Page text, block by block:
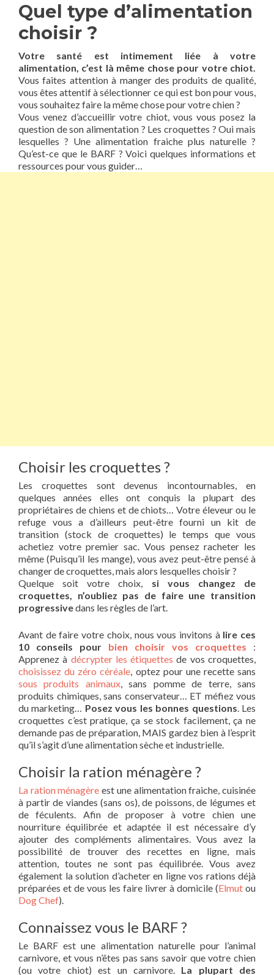
Quel type d’alimentation
choisir ?
Votre santé est intimement liée à votre
alimentation, c’est là même chose pour votre chiot.
Vous faites attention à manger des produits de qualité,
vous êtes attentif à sélectionner ce qui est bon pour vous,
vous souhaitez faire la même chose pour votre chien ?
Vous venez d’accueillir votre chiot, vous vous posez la
question de son alimentation ? Les croquettes ? Oui mais
lesquelles ? Une alimentation fraiche plus naturelle ?
Qu’est-ce que le BARF ? Voici quelques informations et
ressources pour vous guider…
Choisir les croquettes ?
Les croquettes sont devenus incontournables, en
quelques années elles ont conquis la plupart des
propriétaires de chiens et de chiots… Votre éleveur ou le
refuge vous a d’ailleurs peut-être fourni un kit de
transition (stock de croquettes) le temps que vous
achetiez votre premier sac. Vous pensez racheter les
même (Puisqu’il les mange), vous avez peut-être pensé à
changer de croquettes, mais alors lesquelles choisir ?
Quelque soit votre choix, si vous changez de
croquettes, n’oubliez pas de faire une transition
progressivedans les règles de l’art.
Avant de faire votre choix, nous vous invitons à lire ces
10 conseils pour bien choisir vos croquettes :
Apprenez à décrypter les étiquettes de vos croquettes,
choisissez du zéro céréale, optez pour une recette sans
sous produits animaux, sans pomme de terre, sans
produits chimiques, sans conservateur… ET méfiez vous
du marketing… Posez vous les bonnes questions. Les
croquettes c’est pratique, ça se stock facilement, ça ne
demande pas de préparation, MAIS gardez bien à l’esprit
qu’il s’agit d’une alimentation sèche et industrielle.
Choisir la ration ménagère ?
La ration ménagère est une alimentation fraiche, cuisinée
à partir de viandes (sans os), de poissons, de légumes et
de féculents. Afin de proposer à votre chien une
nourriture équilibrée et adaptée il est nécessaire d’y
ajouter des compléments alimentaires. Vous avez la
possibilité de trouver des recettes en ligne, mais
attention, toutes ne sont pas équilibrée. Vous avez
également la solution d’acheter en ligne vos rations déjà
préparées et de vous les faire livrer à domicile (Elmut ou
Dog Chef).
Connaissez vous le BARF ?
Le BARF est une alimentation naturelle pour l’animal
carnivore, et vous n’êtes pas sans savoir que votre chien
(ou votre chiot) est un carnivore. La plupart des